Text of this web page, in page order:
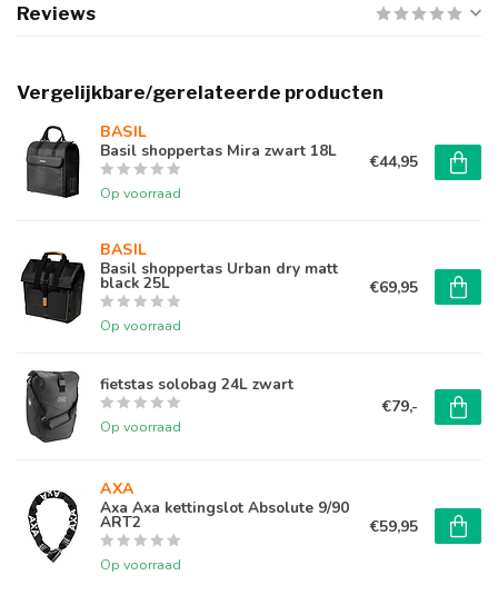
Reviews
Vergelijkbare/gerelateerde producten
BASIL
Basil shoppertas Mira zwart 18L
Op voorraad
€44,95
BASIL
Basil shoppertas Urban dry matt
black 25L
Op voorraad
€69,95
fietstas solobag 24L zwart
Op voorraad
€79,-
AXA
Axa Axa kettingslot Absolute 9/90
ART2
Op voorraad
€59,95